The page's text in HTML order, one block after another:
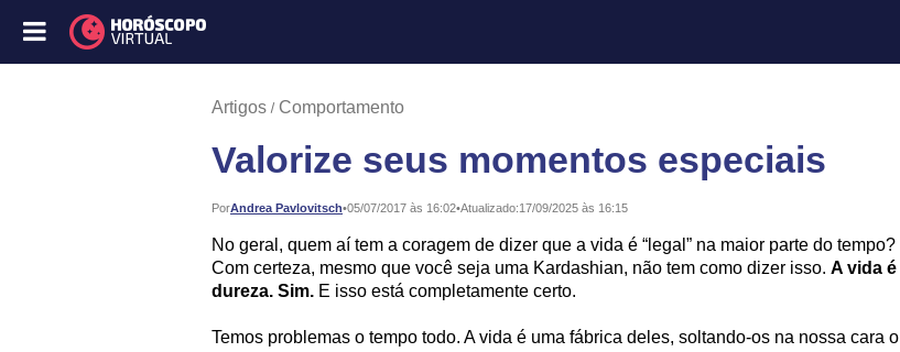
Artigos Comportamento
Valorize seus momentos especiais
PorAndrea Pavlovitsch•
Publicado: 05/07/2017 às 16:02•Atualizado:17/09/2025 às 16:15
No geral, quem aí tem a coragem de dizer que a vida é “legal” na maior parte do tempo?
Com certeza, mesmo que você seja uma Kardashian, não tem como dizer isso. A vida é
dureza. Sim. E isso está completamente certo.
Temos problemas o tempo todo. A vida é uma fábrica deles, soltando-os na nossa cara o